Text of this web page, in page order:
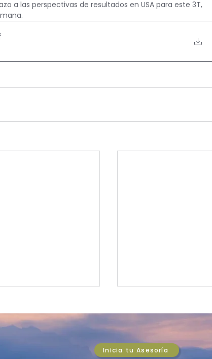
a las perspectivas de resultados en USA para este 3T,
rompe los US$3
y Wall Street
el rally
los US$3
Kospi se
crudo cede más
apertura global
Asia sacude los
globales: Kospi -
Inicia tu Asesoría